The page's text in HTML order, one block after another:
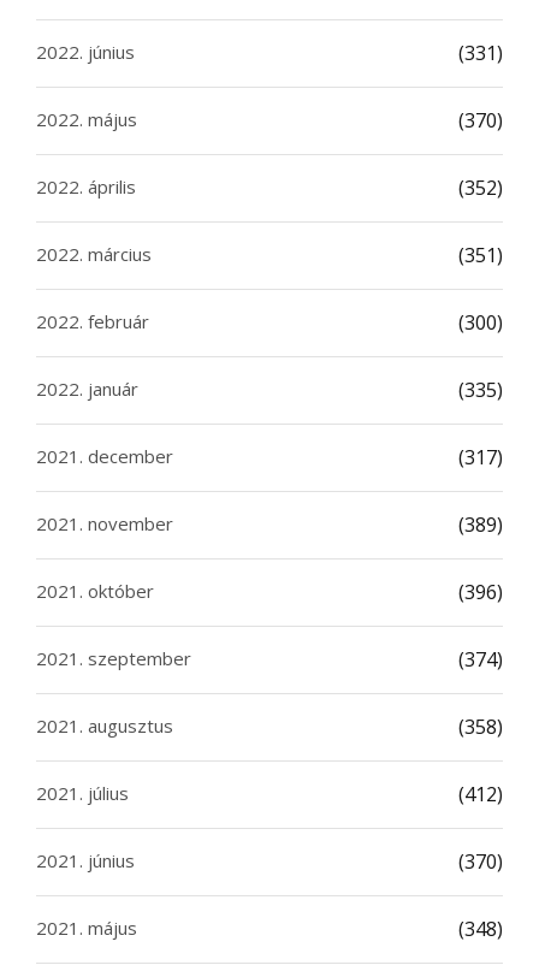
2022. június (331)
2022. május (370)
2022. április (352)
2022. március (351)
2022. február (300)
2022. január (335)
2021. december (317)
2021. november (389)
2021. október (396)
2021. szeptember (374)
2021. augusztus (358)
2021. július (412)
2021. június (370)
2021. május (348)